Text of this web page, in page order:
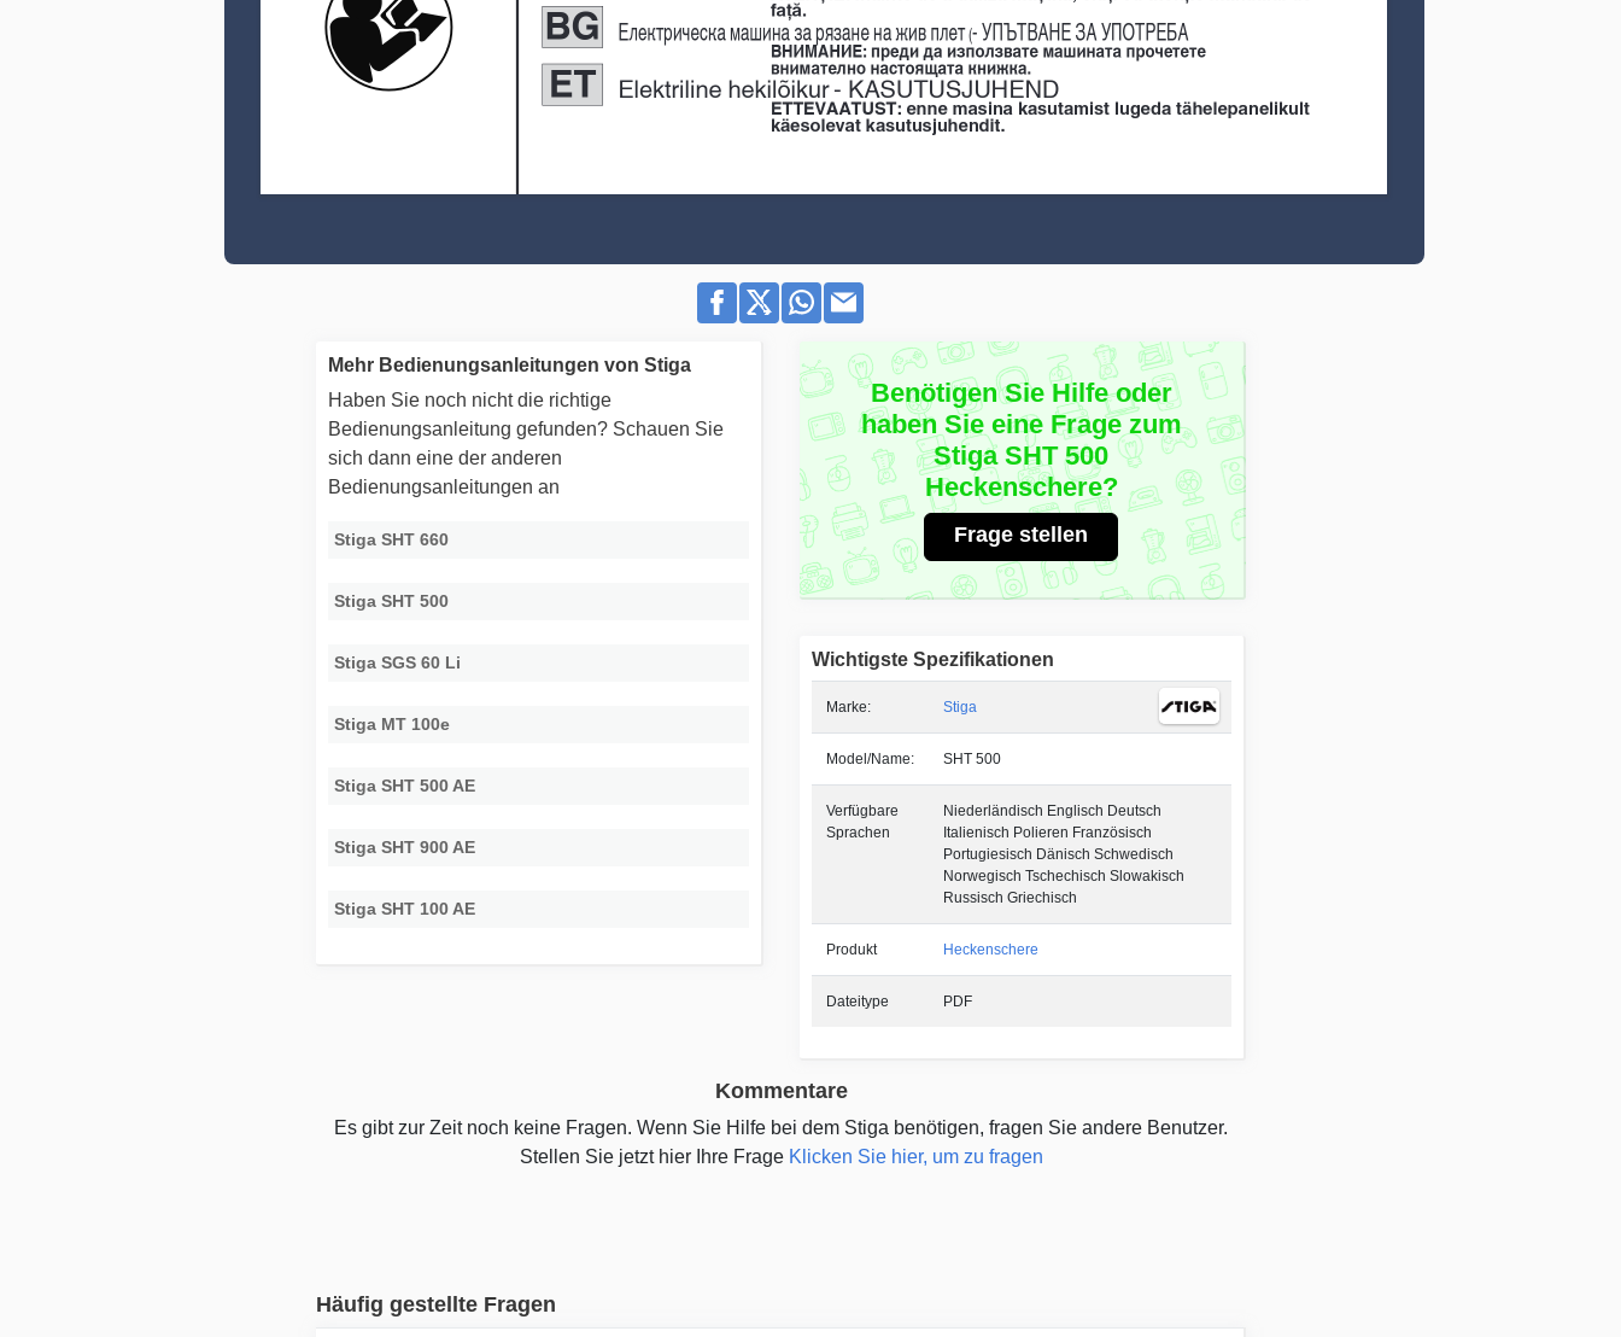
Benötigen Sie Hilfe oder
haben Sie eine Frage zum
Stiga SHT 500
Heckenschere?
Frage stellen
Wichtigste Spezifikationen
Marke: Stiga
Model/Name: SHT 500
Verfügbare
Sprachen
Niederländisch Englisch Deutsch
Italienisch Polieren Französisch
Portugiesisch Dänisch Schwedisch
Norwegisch Tschechisch Slowakisch
Russisch Griechisch
Produkt Heckenschere
Dateitype PDF
Mehr Bedienungsanleitungen von Stiga
Haben Sie noch nicht die richtige
Bedienungsanleitung gefunden? Schauen Sie
sich dann eine der anderen
Bedienungsanleitungen an
Stiga SHT 660
Stiga SHT 500
Stiga SGS 60 Li
Stiga MT 100e
Stiga SHT 500 AE
Stiga SHT 900 AE
Stiga SHT 100 AE
Kommentare
Es gibt zur Zeit noch keine Fragen. Wenn Sie Hilfe bei dem Stiga benötigen, fragen Sie andere Benutzer.
Stellen Sie jetzt hier Ihre Frage Klicken Sie hier, um zu fragen
Häufig gestellte Fragen